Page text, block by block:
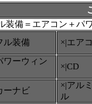
装備＝エアコン＋パ
ル装備
×|エア
ワーウィン
×|CD
ーナビ
×|アル
ル